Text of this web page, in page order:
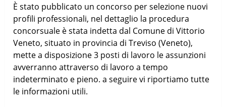
È stato pubblicato un concorso per selezione nuovi
profili professionali, nel dettaglio la procedura
concorsuale è stata indetta dal Comune di Vittorio
Veneto, situato in provincia di Treviso (Veneto),
mette a disposizione 3 posti di lavoro le assunzioni
avverranno attraverso di lavoro a tempo
indeterminato e pieno. a seguire vi riportiamo tutte
le informazioni utili.